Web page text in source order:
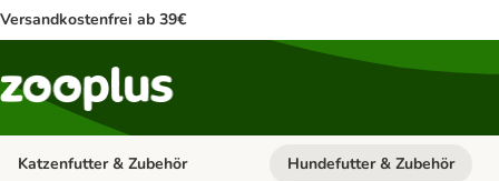
Versandkostenfrei ab 39€
Katzenfutter & Zubehör Kategorie-Menü öffnen:
Hundefutter & Zubehör